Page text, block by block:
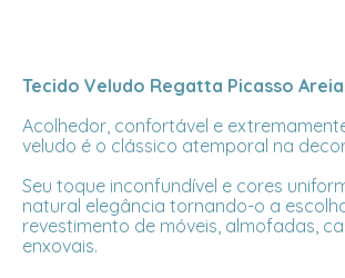
Tecido Veludo Regatta Picasso Areia
Acolhedor, confortável e
veludo é o clássico atemporal na
Seu toque inconfundível e cores
natural elegância tornando-o a
revestimento de móveis, almofadas,
enxovais.